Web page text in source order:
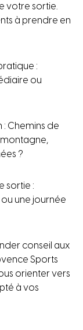
votre sortie.
à prendre en
:
ou
Chemins de
?
sortie :
une journée
conseil aux
Sports
orienter vers
à vos